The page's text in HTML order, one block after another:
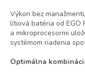
Výkon bez
lítiová batéria od EGO
a mikroprocesormi
systémom riadenia
Optimálna